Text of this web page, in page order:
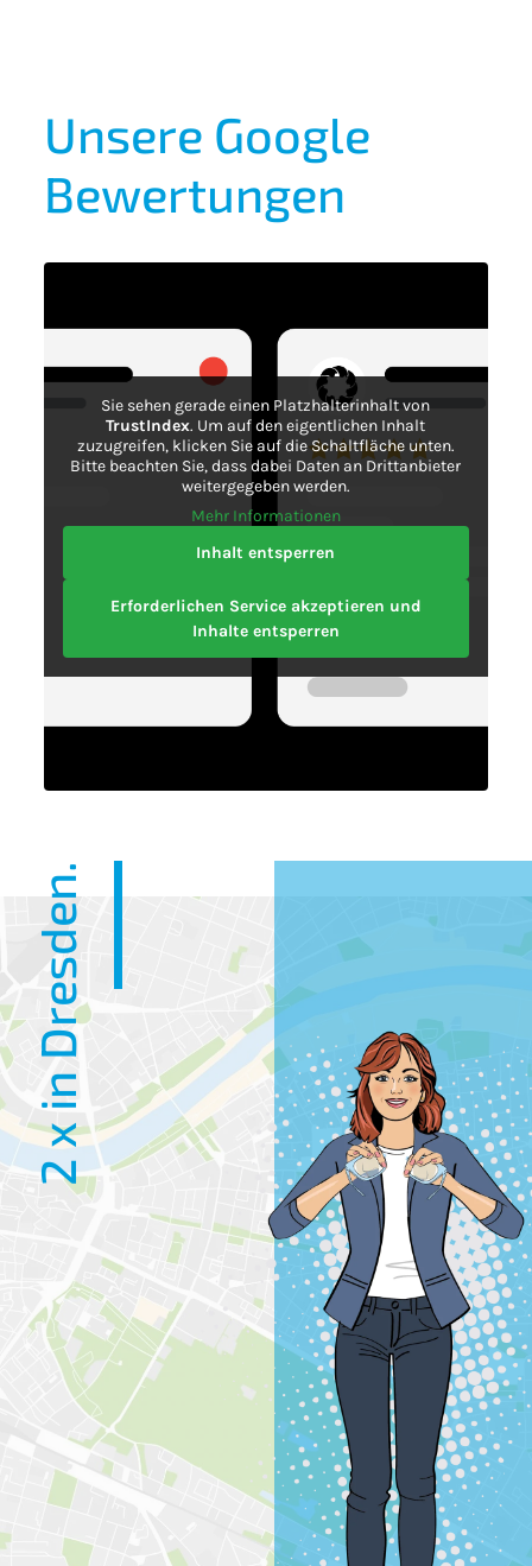
Unsere Google
Bewertungen
Sie sehen gerade einen Platzhalterinhalt von
TrustIndex. Um auf den eigentlichen Inhalt
zuzugreifen, klicken Sie auf die Schaltfläche unten.
Bitte beachten Sie, dass dabei Daten an Drittanbieter
weitergegeben werden.
Mehr Informationen
Inhalt entsperren
Erforderlichen Service akzeptieren und
Inhalte entsperren
2 x in Dresden.